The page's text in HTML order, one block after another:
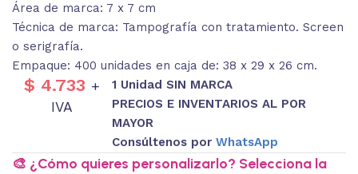
Área de marca: 7 x 7 cm
Técnica de marca: Tampografía con tratamiento. Screen
o serigrafía.
Empaque: 400 unidades en caja de: 38 x 29 x 26 cm.
$ 4.733 +
IVA
1 Unidad SIN MARCA
PRECIOS E INVENTARIOS AL POR
MAYOR
Consúltenos por WhatsApp
🎨 ¿Cómo quieres personalizarlo? Selecciona la